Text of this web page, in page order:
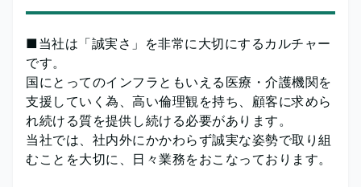
■当社は「誠実さ」を非常に大切にするカルチャー
です。
国にとってのインフラともいえる医療・介護機関を
支援していく為、高い倫理観を持ち、顧客に求めら
れ続ける質を提供し続ける必要があります。
当社では、社内外にかかわらず誠実な姿勢で取り組
むことを大切に、日々業務をおこなっております。